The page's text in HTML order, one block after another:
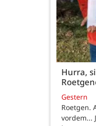
Hurra,
Gestern
Roetgen.
vordem...